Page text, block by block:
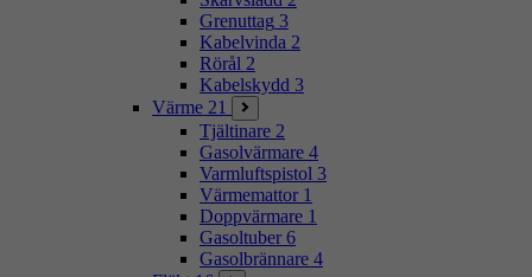
Grenuttag 3
Kabelvinda 2
Rörål 2
Kabelskydd 3
Värme 21
Tjältinare 2
Gasolvärmare 4
Varmluftspistol 3
Värmemattor 1
Doppvärmare 1
Gasoltuber 6
Gasolbrännare 4